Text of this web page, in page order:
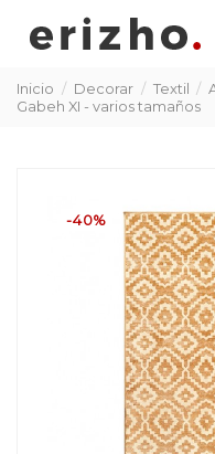
Inicio Decorar Textil
Gabeh XI - varios tamaños
-40%